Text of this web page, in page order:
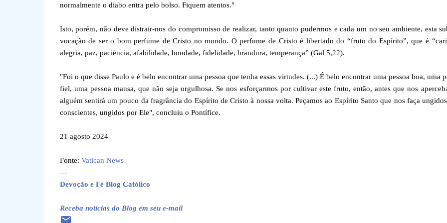
normalmente o diabo entra pelo bolso. Fiquem atentos."
Isto, porém, não deve distrair-nos do compromisso de realizar, tanto quanto pudermos e cada um no seu ambiente, esta
vocação de ser o bom perfume de Cristo no mundo. O perfume de Cristo é libertado do “fruto do Espírito”, que é
alegria, paz, paciência, afabilidade, bondade, fidelidade, brandura, temperança” (Gal 5,22).
"Foi o que disse Paulo e é belo encontrar uma pessoa que tenha essas virtudes. (...) É belo encontrar uma pessoa boa, uma
fiel, uma pessoa mansa, que não seja orgulhosa. Se nos esforçarmos por cultivar este fruto, então, antes que nos
alguém sentirá um pouco da fragrância do Espírito de Cristo à nossa volta. Peçamos ao Espírito Santo que nos faça
conscientes, ungidos por Ele", concluiu o Pontífice.
21 agosto 2024
Fonte: Vatican News
---
Devoção e Fé Blog Católico
Receba notícias do Blog em seu e-mail